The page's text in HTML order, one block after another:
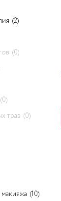
(2)
(0)
(0)
трав (0)
(10)